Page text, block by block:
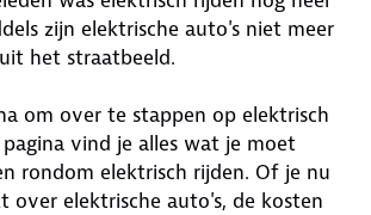
zijn elektrische auto's niet meer
het straatbeeld.
om over te stappen op elektrisch
pagina vind je alles wat je moet
rondom elektrisch rijden. Of je nu
over elektrische auto's, de kosten